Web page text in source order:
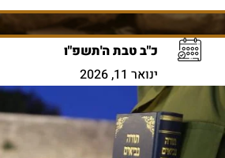
כ"ב טבת ה'תשפ"ו
ינואר 11, 2026